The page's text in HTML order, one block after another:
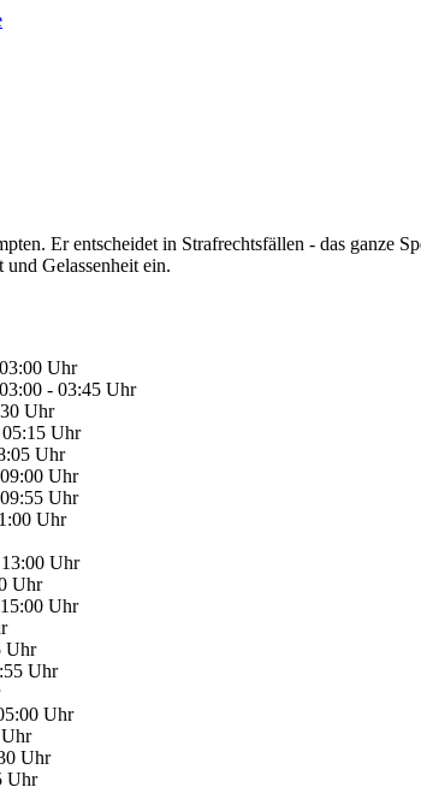
Er entscheidet in Strafrechtsfällen - das ganze
Gelassenheit ein.
Uhr
- 03:45 Uhr
Uhr
Uhr
Uhr
Uhr
Uhr
Uhr
Uhr
Uhr
Uhr
Uhr
Uhr
Uhr
Uhr
Uhr